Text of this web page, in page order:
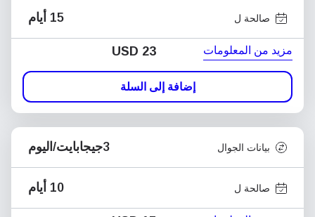
صالحة ل 15 أيام
مزيد من المعلومات USD 23
إضافة إلى السلة
بيانات الجوال 3جيجابايت/اليوم
صالحة ل 10 أيام